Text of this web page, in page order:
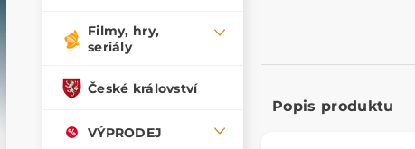
Filmy, hry,
seriály
České království
VÝPRODEJ
Popis produktu